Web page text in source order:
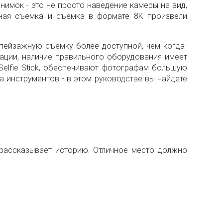
- это не просто наведение камеры на вид,
съемка и съемка в формате 8K произвели
съемку более доступной, чем когда-
наличие правильного оборудования имеет
Stick, обеспечивают фотографам большую
- в этом руководстве вы найдете
историю. Отличное место должно